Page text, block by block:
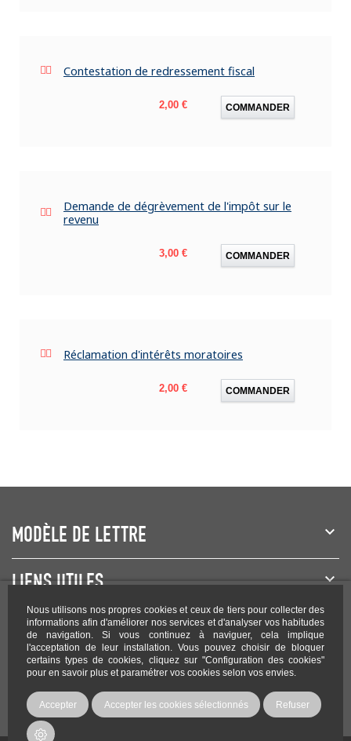
Nous utilisons nos propres cookies et ceux de tiers pour collecter des
informations afin d'améliorer nos services et d'analyser vos habitudes
de navigation. Si vous continuez à naviguer, cela implique
l'acceptation de leur installation. Vous pouvez choisir de bloquer
certains types de cookies, cliquez sur "Configuration des cookies"
pour en savoir plus et paramétrer vos cookies selon vos envies.
Accepter Accepter les cookies sélectionnés Refuser
Contestation de redressement fiscal
Prix
2,00 € COMMANDER
Demande de dégrèvement de l'impôt sur le
revenu
Prix
3,00 € COMMANDER
Réclamation d'intérêts moratoires
Prix
2,00 € COMMANDER
MODÈLE DE LETTRE
LIENS UTILES
NEWSLETTER